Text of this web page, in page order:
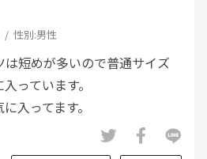
性別:男性
短めが多いので普通サイズ
っています。
入ってます。